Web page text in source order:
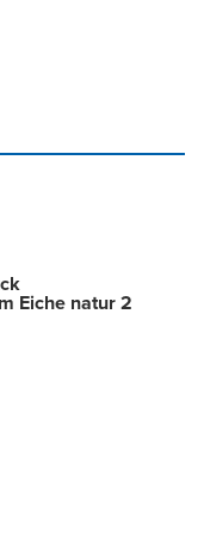
Eiche natur 2